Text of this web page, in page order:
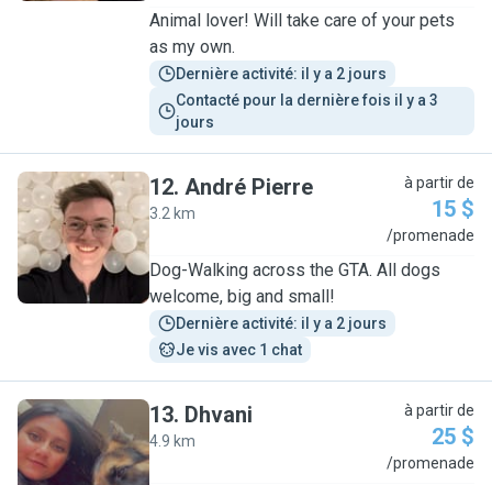
Animal lover! Will take care of your pets
as my own.
Dernière activité: il y a 2 jours
Contacté pour la dernière fois il y a 3
jours
A
12. André Pierre
3.2 km
à partir de
15 $
/promenade
Dog-Walking across the GTA. All dogs
welcome, big and small!
Dernière activité: il y a 2 jours
Je vis avec 1 chat
D
13. Dhvani
4.9 km
à partir de
25 $
/promenade